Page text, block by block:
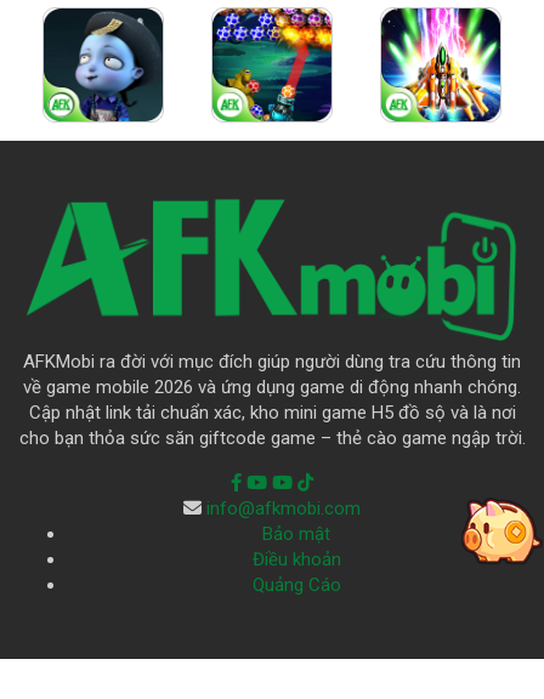
AFKMobi ra đời với mục đích giúp người dùng tra cứu thông tin
về game mobile 2026 và ứng dụng game di động nhanh chóng.
Cập nhật link tải chuẩn xác, kho mini game H5 đồ sộ và là nơi
cho bạn thỏa sức săn giftcode game – thẻ cào game ngập trời.
info@afkmobi.com
Bảo mật
Điều khoản
Quảng Cáo